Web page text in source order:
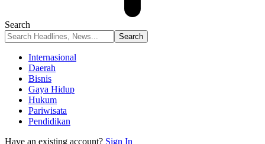
Search
Internasional
Daerah
Bisnis
Gaya Hidup
Hukum
Pariwisata
Pendidikan
Have an existing account? Sign In